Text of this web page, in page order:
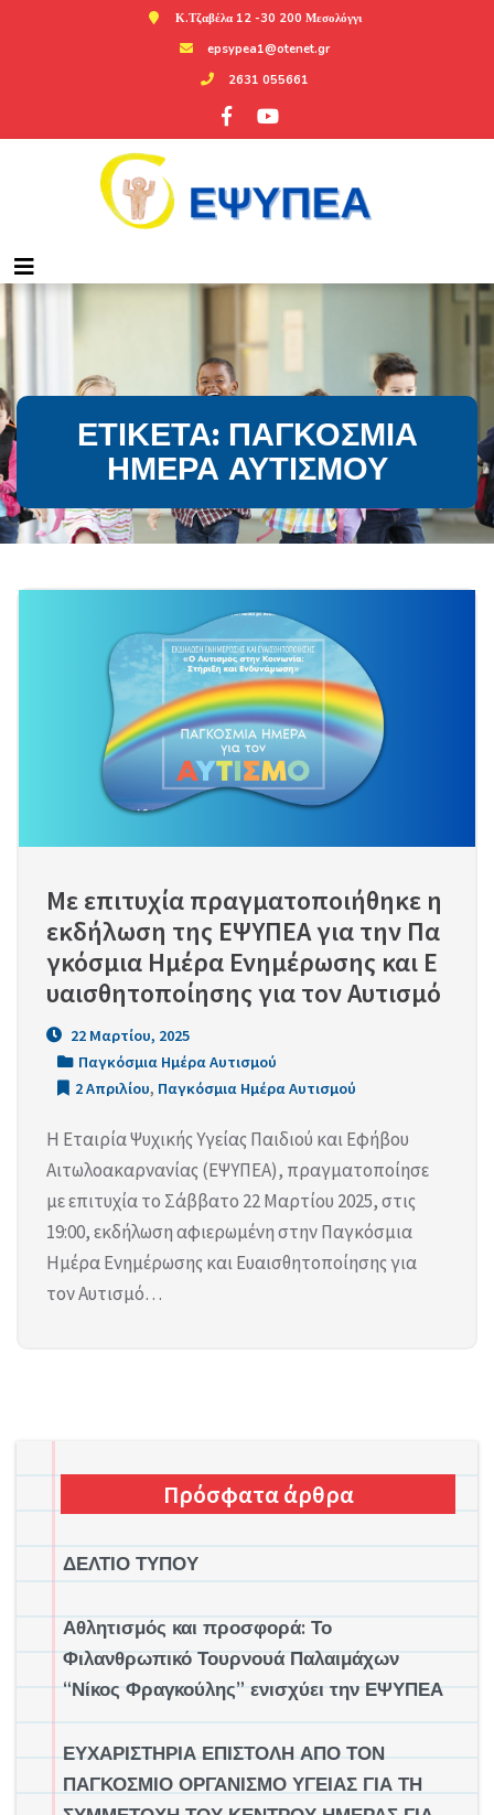
Κ.Τζαβέλα 12 -30 200 Μεσολόγγι
epsypea1@otenet.gr
2631 055661
ΕΤΙΚΈΤΑ: ΠΑΓΚΌΣΜΙΑ
ΗΜΈΡΑ ΑΥΤΙΣΜΟΎ
Με επιτυχία πραγματοποιήθηκε η
εκδήλωση της ΕΨΥΠΕΑ για την Πα
γκόσμια Ημέρα Ενημέρωσης και Ε
υαισθητοποίησης για τον Αυτισμό
22 Μαρτίου, 2025
Παγκόσμια Ημέρα Αυτισμού
2 Απριλίου, Παγκόσμια Ημέρα Αυτισμού
Η Εταιρία Ψυχικής Υγείας Παιδιού και Εφήβου
Αιτωλοακαρνανίας (ΕΨΥΠΕΑ), πραγματοποίησε
με επιτυχία το Σάββατο 22 Μαρτίου 2025, στις
19:00, εκδήλωση αφιερωμένη στην Παγκόσμια
Ημέρα Ενημέρωσης και Ευαισθητοποίησης για
τον Αυτισμό…
Πρόσφατα άρθρα
ΔΕΛΤΙΟ ΤΥΠΟΥ
Αθλητισμός και προσφορά: Το
Φιλανθρωπικό Τουρνουά Παλαιμάχων
“Νίκος Φραγκούλης” ενισχύει την ΕΨΥΠΕΑ
ΕΥΧΑΡΙΣΤΗΡΙΑ ΕΠΙΣΤΟΛΗ ΑΠΟ ΤΟΝ
ΠΑΓΚΟΣΜΙΟ ΟΡΓΑΝΙΣΜΟ ΥΓΕΙΑΣ ΓΙΑ ΤΗ